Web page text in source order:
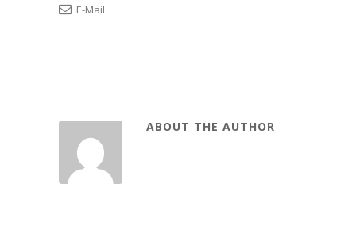
E-Mail
ABOUT THE AUTHOR